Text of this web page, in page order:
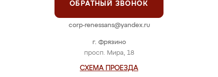
г. Фрязино
просп. Мира, 18
СХЕМА ПРОЕЗДА
ОБРАТНЫЙ ЗВОНОК
corp-renessans@yandex.ru